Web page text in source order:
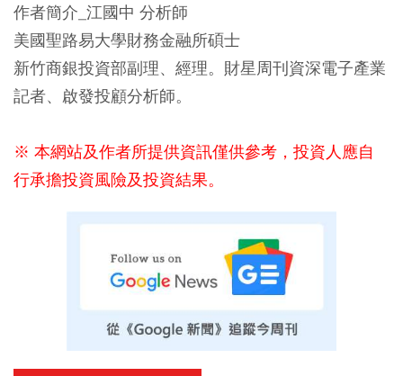
作者簡介_江國中 分析師
美國聖路易大學財務金融所碩士
新竹商銀投資部副理、經理。財星周刊資深電子產業
記者、啟發投顧分析師。
※ 本網站及作者所提供資訊僅供參考，投資人應自
行承擔投資風險及投資結果。